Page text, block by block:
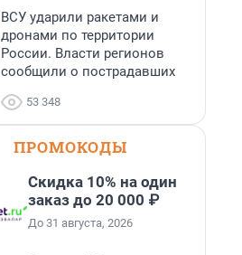
ВСУ ударили ракетами и
дронами по территории
России. Власти регионов
сообщили о пострадавших
53 348
ПРОМОКОДЫ
Скидка 10% на один
заказ до 20 000 ₽
До 31 августа, 2026